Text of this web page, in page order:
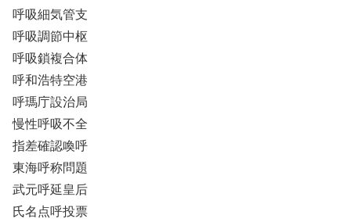
呼吸細気管支
呼吸調節中枢
呼吸鎖複合体
呼和浩特空港
呼瑪庁設治局
慢性呼吸不全
指差確認喚呼
東海呼称問題
武元呼延皇后
氏名点呼投票